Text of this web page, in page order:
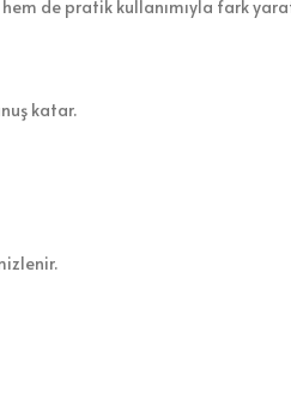
de pratik kullanımıyla fark
katar.